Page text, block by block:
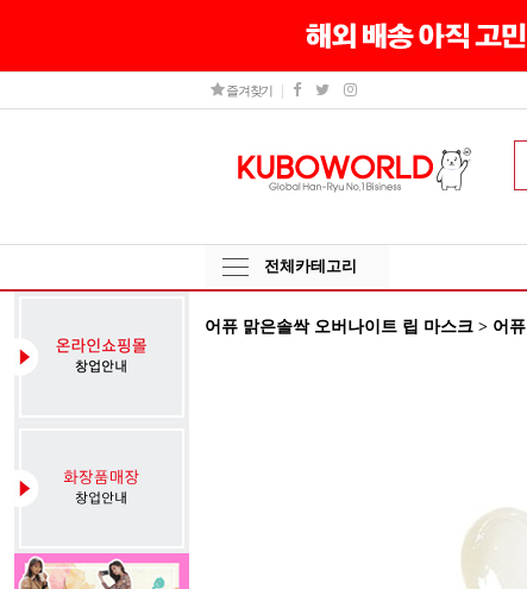
즐겨찾기
전체카테고리
어퓨 맑은솔싹 오버나이트 립 마스크 > 어퓨